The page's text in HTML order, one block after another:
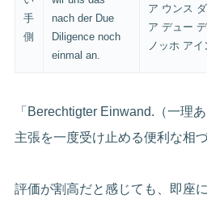
手
側
nach der Due
Diligence noch
einmal an.
ア ウンス
ア デュー
ノッホ ア
「Berechtigter Einwand.（一理
主張を一度受け止める便利な相づ
評価が割高だと感じても、即座